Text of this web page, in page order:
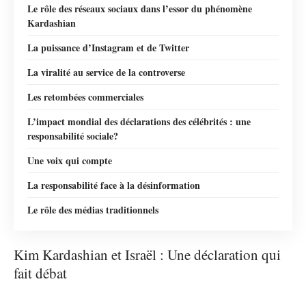
Le rôle des réseaux sociaux dans l’essor du phénomène
Kardashian
La puissance d’Instagram et de Twitter
La viralité au service de la controverse
Les retombées commerciales
L’impact mondial des déclarations des célébrités : une
responsabilité sociale?
Une voix qui compte
La responsabilité face à la désinformation
Le rôle des médias traditionnels
Kim Kardashian et Israël : Une déclaration qui
fait débat